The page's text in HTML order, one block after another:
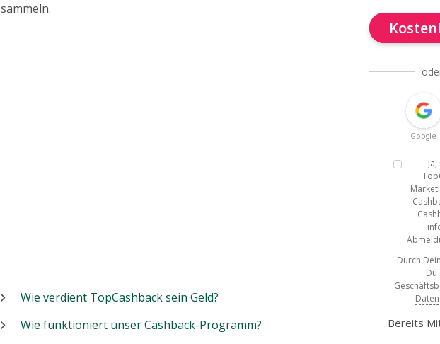
sammeln.
Google
Durch
Bereits
Wie verdient TopCashback sein Geld?
Wie funktioniert unser Cashback-Programm?